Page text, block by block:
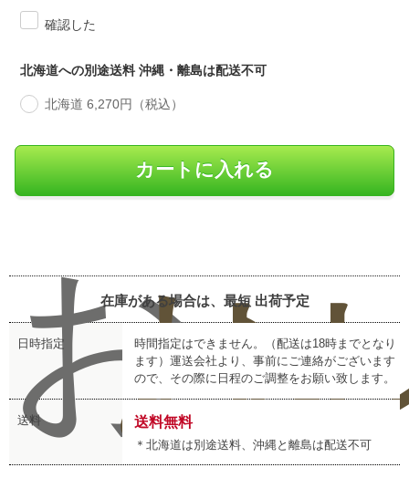
確認した
北海道への別途送料 沖縄・離島は配送不可
北海道 6,270円（税込）
おおレ
在庫がある場合は、最短 出荷予定
日時指定
時間指定はできません。（配送は18時までとなり
ます）運送会社より、事前にご連絡がございます
ので、その際に日程のご調整をお願い致します。
送料 送料無料
＊北海道は別途送料、沖縄と離島は配送不可